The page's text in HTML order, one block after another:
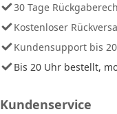
30 Tage
Kostenloser
Kundensupport bis
Bis 20 Uhr bestellt,
Kundenservice